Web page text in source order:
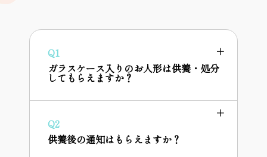
Q1
ガラスケース入りのお人形は供養・処分
してもらえますか？
Q2
供養後の通知はもらえますか？